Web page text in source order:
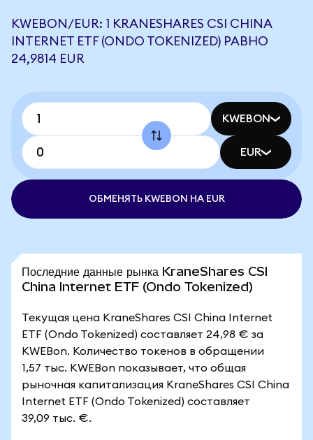
KWEBON/EUR: 1 KRANESHARES CSI CHINA
INTERNET ETF (ONDO TOKENIZED) РАВНО
24,9814 EUR
KWEBON
EUR
ОБМЕНЯТЬ KWEBON НА EUR
Последние данные рынка KraneShares CSI
China Internet ETF (Ondo Tokenized)
Текущая цена KraneShares CSI China Internet
ETF (Ondo Tokenized) составляет 24,98 € за
KWEBon. Количество токенов в обращении
1,57 тыс. KWEBon показывает, что общая
рыночная капитализация KraneShares CSI China
Internet ETF (Ondo Tokenized) составляет
39,09 тыс. €.